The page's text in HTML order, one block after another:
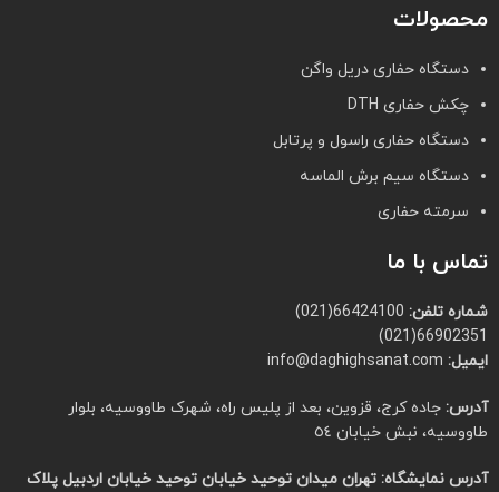
محصولات
دستگاه حفاری دریل واگن
چکش حفاری DTH
دستگاه حفاری راسول و پرتابل
دستگاه سیم برش الماسه
سرمته حفاری
تماس با ما
شماره تلفن:
66902351(021)
ایمیل:
آدرس: جاده کرج، قزوین، بعد از پلیس راه، شهرک طاووسیه، بلوار
طاووسیه، نبش خیابان ٥٤
آدرس نمایشگاه:تهران میدان توحید خیابان توحید خیابان اردبیل پلاک